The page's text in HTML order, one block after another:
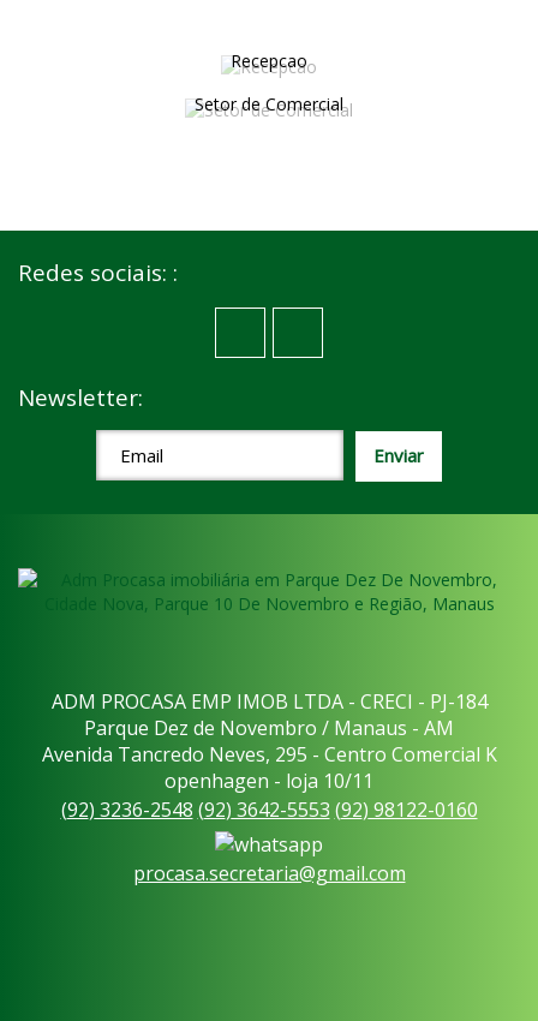
Recepcao
Setor de Comercial
Redes sociais: :
Newsletter:
ADM PROCASA EMP IMOB LTDA - CRECI - PJ-184
Parque Dez de Novembro / Manaus - AM
Avenida Tancredo Neves, 295 - Centro Comercial K
openhagen - loja 10/11
(92) 3236-2548 (92) 3642-5553 (92) 98122-0160
procasa.secretaria@gmail.com